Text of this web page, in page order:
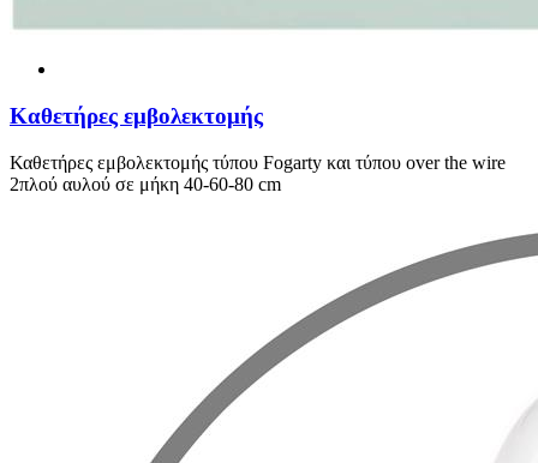
Καθετήρες εμβολεκτομής
Καθετήρες εμβολεκτομής τύπου Fogarty και τύπου over the wire
2πλού αυλού σε μήκη 40-60-80 cm